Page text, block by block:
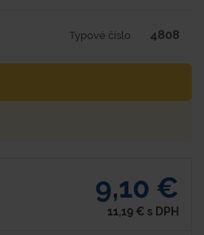
Typové číslo 4808
9,10 €
11,19 € s DPH